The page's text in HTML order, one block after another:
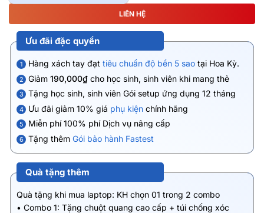
LIÊN HỆ
Ưu đãi đặc quyền
1 Hàng xách tay đạt tiêu chuẩn độ bền 5 sao tại Hoa Kỳ.
2 Giảm 190,000₫ cho học sinh, sinh viên khi mang thẻ
3 Tặng học sinh, sinh viên Gói setup ứng dụng 12 tháng
4 Ưu đãi giảm 10% giá phụ kiện chính hãng
5 Miễn phí 100% phí Dịch vụ nâng cấp
6 Tặng thêm Gói bảo hành Fastest
Quà tặng thêm
Quà tặng khi mua laptop: KH chọn 01 trong 2 combo
• Combo 1: Tặng chuột quang cao cấp + túi chống xóc